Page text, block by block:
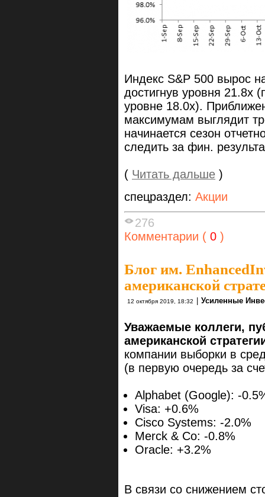
Индекс S&P 500 вырос
достигнув уровня 21.8x
уровне 18.0x).
максимумам выглядит
начинается сезон
следить за фин.
( Читать дальше )
спецраздел: Акции
276
Комментарии ( 0 )
Блог им.
американской
12 октября 2019, 18:32 Усиленные
Уважаемые коллеги,
американской
компании выборки в
(в первую очередь за
Alphabet (Google): -
Visa: +0.6%
Cisco Systems: -2.0%
Merck & Co: -0.8%
Oracle: +3.2%
В связи со снижением